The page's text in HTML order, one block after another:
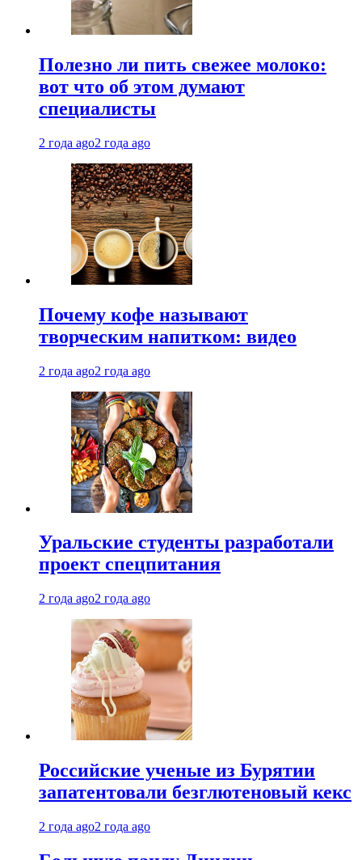
Полезно ли пить свежее молоко:
вот что об этом думают
специалисты
2 года ago2 года ago
Почему кофе называют
творческим напитком: видео
2 года ago2 года ago
Уральские студенты разработали
проект спецпитания
2 года ago2 года ago
Российские ученые из Бурятии
запатентовали безглютеновый кекс
2 года ago2 года ago